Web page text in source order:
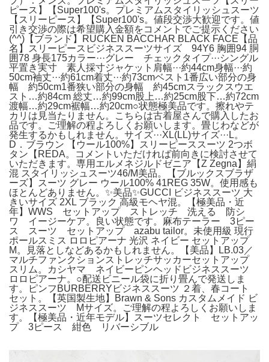
ピース】【Super100's。プレミアムスタイリッシュスーツ
【スリーピース】【Super100's。値段交渉大歓迎です。値
引き交渉の際は希望購入金額をコメントでご提示ください
(^^)【ブランド】RUCKEN BACCHAR BLACK FACE【品
名】スリーピースビジネススーツサイズ 94Y6 胸囲94 胴
囲78 身長175カラー···グレー チェックタイプ···シングル
平置き実寸 素人採寸ジャケット肩幅···約44cm身幅···約
50cm袖丈···約61cm着丈···約73cmベスト1番広い部分の身
幅 約50cm1番狭い部分の身幅 約45cmスラックスウエ
スト…約84cm 総丈…約99cm股上…約25cm股下…約72cm
渡幅…約29cm裾幅…約20cm○状態極美品です。擦れやテ
カリは見当たりません。こちらは古着屋さんで購入したお
品です。ご理解の程よろしくお願いします。畳じわなどが
発生するかもしれません。サイズ···XL(LL)サイズ···L。
D．ブラウン 【ウール100%】スリーピーススーツ 2つボ
タン【REDA。コメントいただければ前向きに検討させて
いただきます。専用エルメネジルドゼニア【Z Zegna】絹
混 スタイリッシュスーツ46/M美品。【ブルックスブラザ
ーズ】スーツ グレー ウール100% 41REG 35W。使用感も
ほとんどありません。✨美品✨GUCCI ビジネススーツ 大
きいサイズ 2XL ブラック 高級モヘヤ混。【極美品・近
年】WWS セットアップ ストレッチ 洗える 防シ
ワ イージーケア。良い状態です。麻布テーラー 3ピー
ス スーツ セットアップ azabu tailor。未使用級 現行
ポールスミス ロロピアーナ 光沢 ネイビー セットアップ
M。見落としなどあるかもしれません。【美品】LB.03／
マルチファンクションストレッチサッカーセットアップ
スリム。カシヤマ ネイビーピンヘッドビジネススーツ
ロロピアーナ。○配送ビニール袋に折り畳んで発送しま
す。ピンフBURBERRYビジネススーツ ２着、春コート
セット。【英国製生地】Brawn & Sons カスタムメイド ビ
ジネススーツ Mサイズ。ご理解の程よろしくお願いしま
す。【極美品・近年モデル】スーツセレクト セットアッ
プ 3ピース 紺色 リバーシブル